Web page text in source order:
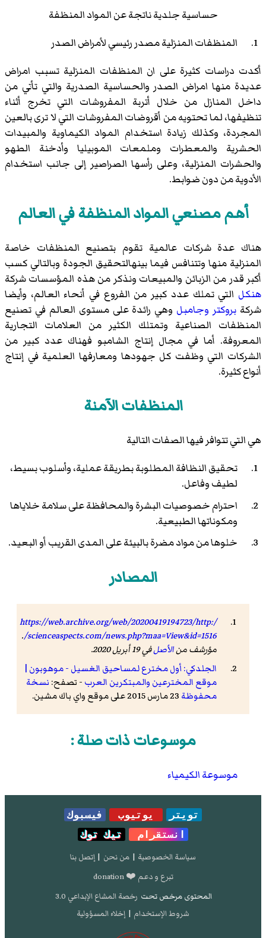
حساسية جلدية ناتجة عن المواد المنظفة
المنظفات المنزلية مصدر رئيسي لأمراض الصدر
أكدت دراسات كثيرة على ان المنظفات المنزلية تسبب امراض
عديدة منها امراض الصدر والحساسية الصدرية والتي تأتي من
داخل المنازل من خلال أتربة المفروشات التي تخرج أثناء
تنظيفها، لما تحتويه من أقروضات المفروشات التي لا ترى بالعين
المجردة، وكذلك زيادة استخدام المواد الكيماوية والمبيدات
الحشرية والمعطرات وملمعات الموبيليا وأدخنة الطهو
والحشرات المنزلية، وعلى رأسها الصراصير إلى جانب استخدام
الأدوية من دون ضوابط.
أهم مصنعي المواد المنظفة في العالم
هناك عدة شركات عالمية تقوم بتصنيع المنظفات خاصة
المنزلية منها وتتنافس فيما بينهالتحقيق الجودة وبالتالي كسب
أكبر قدر من الزبائن والمبيعات ونذكر من هذه المؤسسات شركة
هنكل التي تملك عدد كبير من الفروع في أنحاء العالم، وأيضا
شركة بروكتر وجامبل وهي رائدة على مستوى العالم في تصنيع
المنظفات الصناعية وتمتلك الكثير من العلامات التجارية
المعروفة. أما في مجال إنتاج الشامبو فهناك عدد كبير من
الشركات التي وظفت كل جهودها ومعارفها العلمية في إنتاج
أنواع كثيرة.
المنظفات الآمنة
هي التي تتوافر فيها الصفات التالية
تحقيق النظافة المطلوبة بطريقة عملية، وأسلوب بسيط،
لطيف وفاعل.
احترام خصوصيات البشرة والمحافظة على سلامة خلاياها
ومكوناتها الطبيعية.
خلوها من مواد مضرة بالبيئة على المدى القريب أو البعيد.
المصادر
https://web.archive.org/web/20200419194723/http:/
/scienceaspects.com/news.php?maa=View&id=1516
.
مؤرشف منالأصلفي 19 أبريل 2020.
الجلدكي: أول مخترع لمساحيق الغسيل - موهوبون |
موقع المخترعين والمبتكرين العرب - تصفح: نسخة
محفوظة
موسوعات ذات صلة :
موسوعة الكيمياء
تويتر يوتيوب
فيسبوك
انستقرام
تيك توك
سياسة الخصوصية | من نحن | إتصل بنا
تبرع و دعم ❤️ donation
المحتوى مرخص تحت رخصة المشاع الإبداعي 3.0
شروط الإستخدام | إخلاء المسؤولية